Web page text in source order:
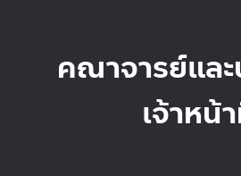
คณาจารย์แล
เจ้าหน้